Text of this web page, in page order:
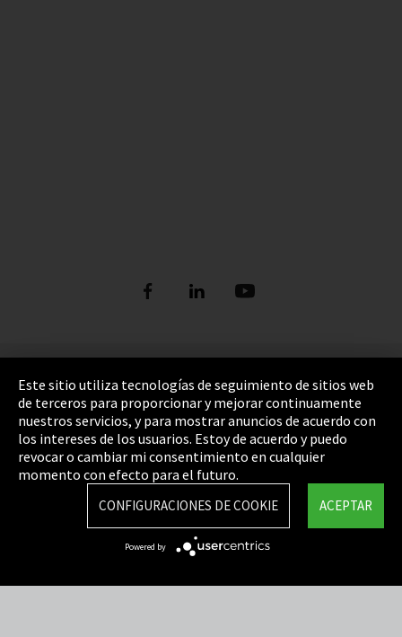
Pie de imprenta
Política de privacidad
Cookie Settings
Términos y Condiciones
Mapa del sitio
Integrity Line
Este sitio utiliza tecnologías de seguimiento de sitios web
de terceros para proporcionar y mejorar continuamente
nuestros servicios, y para mostrar anuncios de acuerdo con
los intereses de los usuarios. Estoy de acuerdo y puedo
revocar o cambiar mi consentimiento en cualquier
momento con efecto para el futuro.
ACEPTAR
CONFIGURACIONES DE COOKIE
Powered by